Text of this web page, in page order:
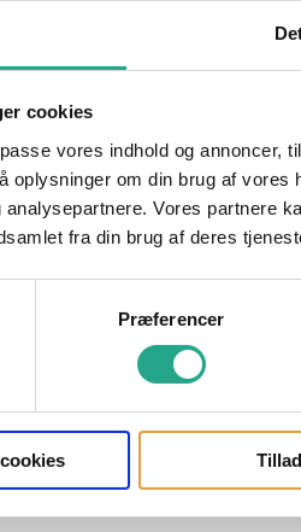
cookies
vores indhold og annoncer,
oplysninger om din brug af
Vores partnere
fra din brug af deres
Præferencer